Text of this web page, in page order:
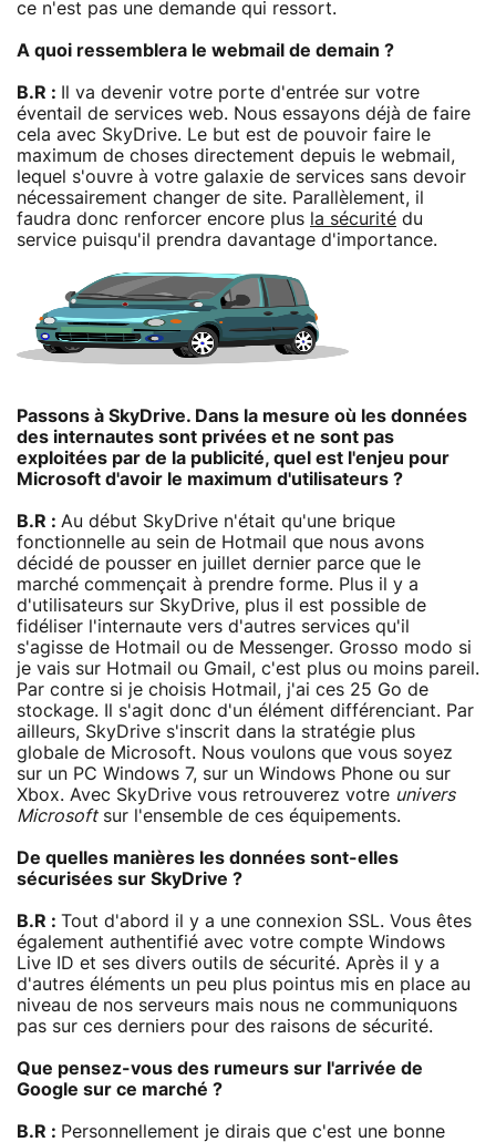
ce n'est pas une demande qui ressort.
A quoi ressemblera le webmail de demain ?
B.R :
Il va devenir votre porte d'entrée sur votre
éventail de services web. Nous essayons déjà de faire
cela avec SkyDrive. Le but est de pouvoir faire le
maximum de choses directement depuis le webmail,
lequel s'ouvre à votre galaxie de services sans devoir
nécessairement changer de site. Parallèlement, il
faudra donc renforcer encore plus la sécurité du
service puisqu'il prendra davantage d'importance.
Passons à SkyDrive. Dans la mesure où les données
des internautes sont privées et ne sont pas
exploitées par de la publicité, quel est l'enjeu pour
Microsoft d'avoir le maximum d'utilisateurs ?
B.R : Au début SkyDrive n'était qu'une brique
fonctionnelle au sein de Hotmail que nous avons
décidé de pousser en juillet dernier parce que le
marché commençait à prendre forme. Plus il y a
d'utilisateurs sur SkyDrive, plus il est possible de
fidéliser l'internaute vers d'autres services qu'il
s'agisse de Hotmail ou de Messenger. Grosso modo si
je vais sur Hotmail ou Gmail, c'est plus ou moins pareil.
Par contre si je choisis Hotmail, j'ai ces 25 Go de
stockage. Il s'agit donc d'un élément différenciant. Par
ailleurs, SkyDrive s'inscrit dans la stratégie plus
globale de Microsoft. Nous voulons que vous soyez
sur un PC Windows 7, sur un Windows Phone ou sur
Xbox. Avec SkyDrive vous retrouverez votre univers
Microsoftsur l'ensemble de ces équipements.
De quelles manières les données sont-elles
sécurisées sur SkyDrive ?
B.R : Tout d'abord il y a une connexion SSL. Vous êtes
également authentifié avec votre compte Windows
Live ID et ses divers outils de sécurité. Après il y a
d'autres éléments un peu plus pointus mis en place au
niveau de nos serveurs mais nous ne communiquons
pas sur ces derniers pour des raisons de sécurité.
Que pensez-vous des rumeurs sur l'arrivée de
Google sur ce marché ?
B.R : Personnellement je dirais que c'est une bonne